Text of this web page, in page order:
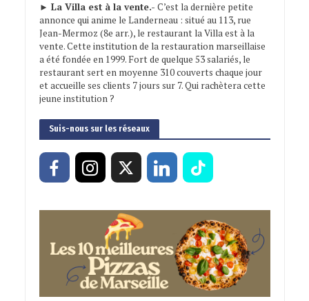
► La Villa est à la vente.- C’est la dernière petite
annonce qui anime le Landerneau : situé au 113, rue
Jean-Mermoz (8e arr.), le restaurant la Villa est à la
vente. Cette institution de la restauration marseillaise
a été fondée en 1999. Fort de quelque 53 salariés, le
restaurant sert en moyenne 310 couverts chaque jour
et accueille ses clients 7 jours sur 7. Qui rachètera cette
jeune institution ?
Suis-nous sur les réseaux